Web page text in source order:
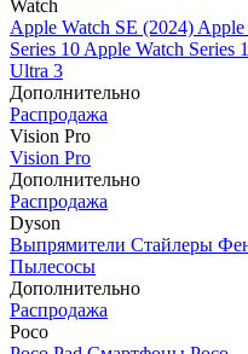
Watch
Apple Watch SE (2024) Apple
Series 10 Apple Watch Series
Ultra 3
Дополнительно
Распродажа
Vision Pro
Vision Pro
Дополнительно
Распродажа
Dyson
Выпрямители Стайлеры
Пылесосы
Дополнительно
Распродажа
Poco